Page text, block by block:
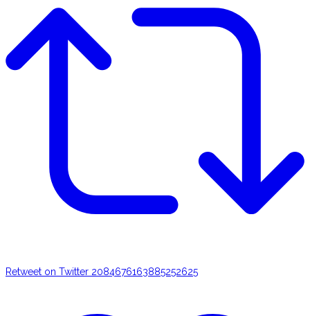
Retweet on Twitter 2084676163885252625